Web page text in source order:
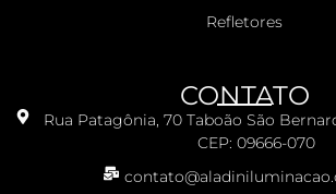
Refletores
CONTATO
Rua Patagônia, 70 Taboão São
CEP: 09666-070